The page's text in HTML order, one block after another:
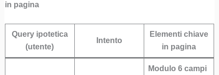
in pagina
Query ipotetica
(utente)
Intento
Elementi chiave
in pagina
Modulo 6 campi